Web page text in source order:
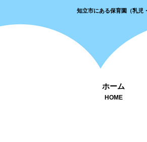
知立市にある保育園（乳児
ホーム
HOME